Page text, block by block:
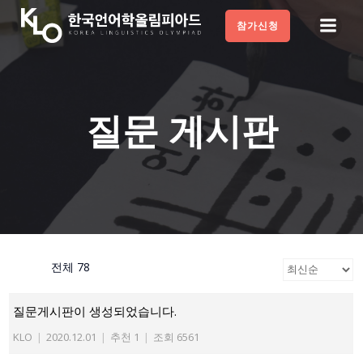
Skip
to
content
참가신청
질문 게시판
전체 78
질문게시판이 생성되었습니다.
KLO | 2020.12.01 | 추천 1 | 조회 6561